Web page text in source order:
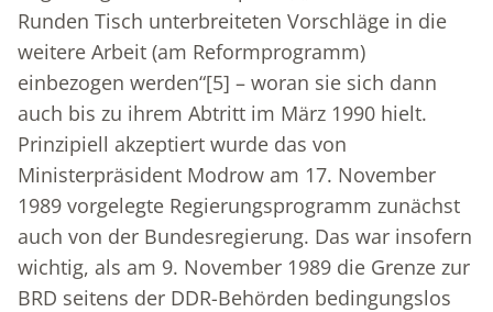
Runden Tisch unterbreiteten Vorschläge in die
weitere Arbeit (am Reformprogramm)
einbezogen werden“[5] – woran sie sich dann
auch bis zu ihrem Abtritt im März 1990 hielt.
Prinzipiell akzeptiert wurde das von
Ministerpräsident Modrow am 17. November
1989 vorgelegte Regierungsprogramm zunächst
auch von der Bundesregierung. Das war insofern
wichtig, als am 9. November 1989 die Grenze zur
BRD seitens der DDR-Behörden bedingungslos